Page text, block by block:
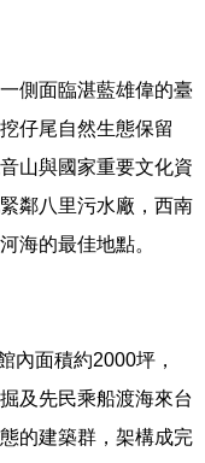
側面臨湛藍雄偉的臺
仔尾自然生態保留
山與國家重要文化資
鄰八里污水廠，西南
海的最佳地點。
內面積約2000坪，
及先民乘船渡海來台
的建築群，架構成完